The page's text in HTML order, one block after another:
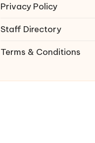
Privacy Policy
Staff Directory
Terms & Conditions